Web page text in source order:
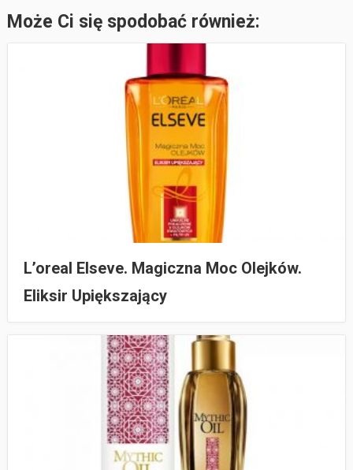
Może Ci się spodobać również:
L’oreal Elseve. Magiczna Moc Olejków.
Eliksir Upiększający